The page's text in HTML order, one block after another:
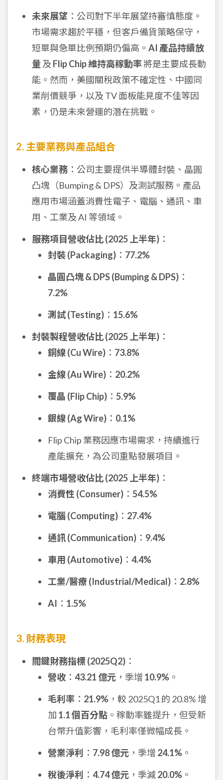
未來展望 ：公司對下半年展望持審慎態度。
市場需求趨於平穩，但客戶備貨策略保守，
短單與急單比例預期仍偏高。 AI 產品持續放
量及 Flip Chip 維持高稼動率將是主要成長動
能。然而，美國關稅政策不確定性、中國同
業削價競爭，以及 TV 面板能見度不佳等因
素，仍是未來營運的潛在挑戰。
2. 主要業務與產品組合
核心業務 ：公司主要提供半導體封裝、晶圓
凸塊（Bumping & DPS）及測試服務。產品
應用市場涵蓋消費性電子、電腦、通訊、車
用、工業及 AI 等領域。
服務項目營收佔比 (2025 上半年) ：
封裝 (Packaging) ： 77.2%
晶圓凸塊 & DPS (Bumping & DPS) ：
7.2%
測試 (Testing) ： 15.6%
封裝製程營收佔比 (2025 上半年) ：
銅線 (Cu Wire) ： 73.8%
金線 (Au Wire) ： 20.2%
覆晶 (Flip Chip) ： 5.9%
銀線 (Ag Wire) ： 0.1%
Flip Chip 業務因應市場需求，持續進行
產能擴充，為公司重點發展項目。
終端市場營收佔比 (2025 上半年) ：
消費性 (Consumer) ： 54.5%
電腦 (Computing) ： 27.4%
通訊 (Communication) ： 9.4%
車用 (Automotive) ： 4.4%
工業/醫療 (Industrial/Medical) ： 2.8%
AI ： 1.5%
3. 財務表現
關鍵財務指標 (2025Q2) ：
營收 ： 43.21 億元 ，季增 10.9% 。
毛利率 ： 21.9% ，較 2025Q1 的 20.8% 增
加 1.1 個百分點 。稼動率雖提升，但受新
台幣升值影響，毛利率僅微幅成長。
營業淨利
： 7.98 億元 ，季增 24.1% 。
稅後淨利
： 4.74 億元 ，季減20.0% 。